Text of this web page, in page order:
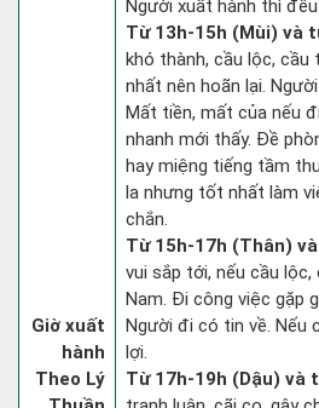
Giờ xuất
hành
Theo Lý
Người xuất hành thì đều
Từ 13h-15h (Mùi) và
khó thành, cầu lộc,
nhất nên hoãn lại.
Mất tiền, mất của nếu
nhanh mới thấy. Đề
hay miệng tiếng tầm
la nhưng tốt nhất làm
chắn.
Từ 15h-17h (Thân)
vui sắp tới, nếu cầu
Nam. Đi công việc gặp
Người đi có tin về. Nếu
lợi.
Từ 17h-19h (Dậu) và